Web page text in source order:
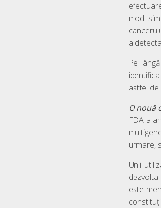
mod
a
Pe
astfel de
O nouă
FDA a
urmare,
Unii
este